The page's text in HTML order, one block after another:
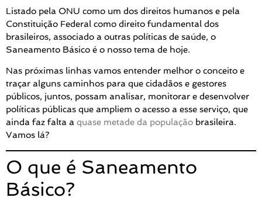
Listado pela ONU como um dos direitos humanos e pela
Constituição Federal como direito fundamental dos
brasileiros, associado a outras políticas de saúde, o
Saneamento Básico é o nosso tema de hoje.
Nas próximas linhas vamos entender melhor o conceito e
traçar alguns caminhos para que cidadãos e gestores
públicos, juntos, possam analisar, monitorar e desenvolver
políticas públicas que ampliem o acesso a esse serviço, que
ainda faz falta a quase metade da população brasileira.
Vamos lá?
O que é Saneamento
Básico?